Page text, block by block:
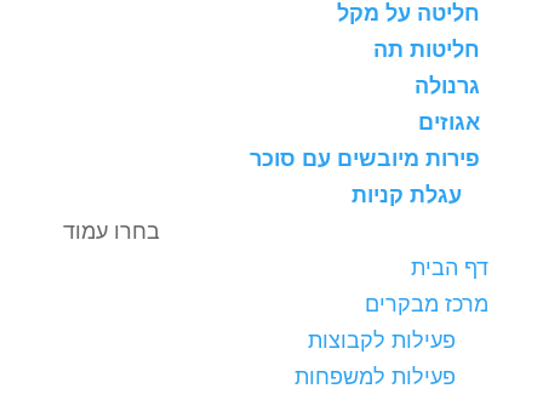
חליטה על מקל
חליטות תה
גרנולה
אגוזים
פירות מיובשים עם סוכר
עגלת קניות
בחרו עמוד
דף הבית
מרכז מבקרים
פעילות לקבוצות
פעילות למשפחות